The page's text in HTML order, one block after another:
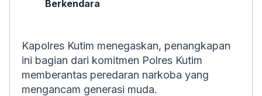
Berkendara
Kapolres Kutim menegaskan, penangkapan
ini bagian dari komitmen Polres Kutim
memberantas peredaran narkoba yang
mengancam generasi muda.